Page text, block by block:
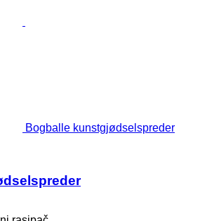
Bogballe kunstgjødselspreder